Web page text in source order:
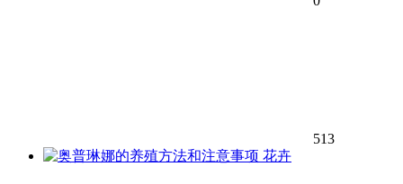
513
花卉